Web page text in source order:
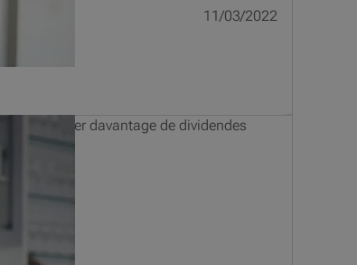
11/03/2022
? Distribuer davantage de dividendes